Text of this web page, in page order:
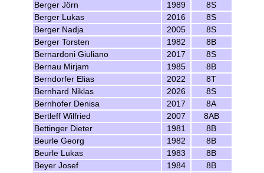
Berger Jörn
1989
8S
Berger Lukas
2016
8S
Berger Nadja
2005
8S
Berger Torsten
1982
8B
Bernardoni Giuliano
2017
8S
Bernau Mirjam
1985
8B
Berndorfer Elias
2022
8T
Bernhard Niklas
2026
8S
Bernhofer Denisa
2017
8A
Bertleff Wilfried
2007
8AB
Bettinger Dieter
1981
8B
Beurle Georg
1982
8B
Beurle Lukas
1983
8B
Beyer Josef
1984
8B